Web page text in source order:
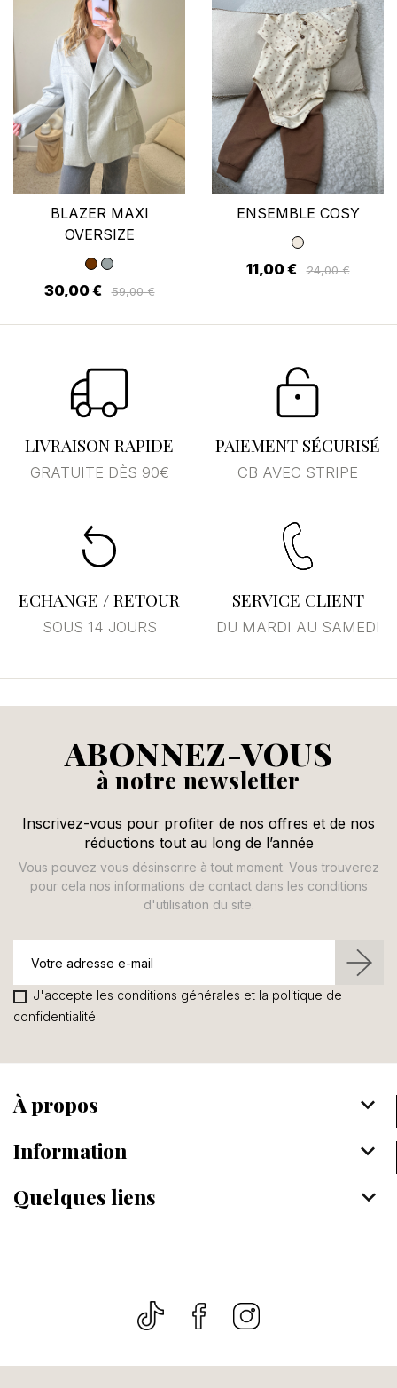
BLAZER MAXI
OVERSIZE
30,00 € 59,00 €
ENSEMBLE COSY
11,00 € 24,00 €
LIVRAISON RAPIDE
GRATUITE DÈS 90€
PAIEMENT SÉCURISÉ
CB AVEC STRIPE
ECHANGE / RETOUR
SOUS 14 JOURS
SERVICE CLIENT
DU MARDI AU SAMEDI
ABONNEZ-VOUS
à notre newsletter
Inscrivez-vous pour profiter de nos offres et de nos
réductions tout au long de l’année
Vous pouvez vous désinscrire à tout moment. Vous trouverez
pour cela nos informations de contact dans les conditions
d'utilisation du site.
J'accepte les conditions générales et la politique de
confidentialité
À propos keyboard_arrow_down
Information keyboard_arrow_down
Quelques liens keyboard_arrow_down